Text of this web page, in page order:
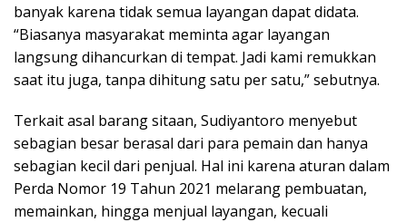
banyak karena tidak semua layangan dapat didata.
“Biasanya masyarakat meminta agar layangan
langsung dihancurkan di tempat. Jadi kami remukkan
saat itu juga, tanpa dihitung satu per satu,” sebutnya.
Terkait asal barang sitaan, Sudiyantoro menyebut
sebagian besar berasal dari para pemain dan hanya
sebagian kecil dari penjual. Hal ini karena aturan dalam
Perda Nomor 19 Tahun 2021 melarang pembuatan,
memainkan, hingga menjual layangan, kecuali